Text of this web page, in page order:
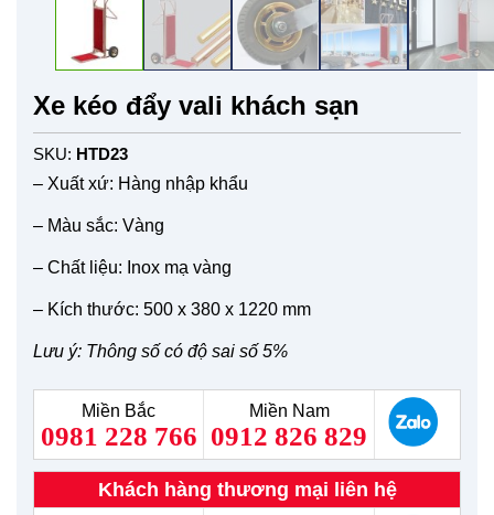
Xe kéo đẩy vali khách sạn
SKU: HTD23
– Xuất xứ: Hàng nhập khẩu
– Màu sắc: Vàng
– Chất liệu: Inox mạ vàng
– Kích thước: 500 x 380 x 1220 mm
Lưu ý: Thông số có độ sai số 5%
Miền Bắc
0981 228 766
Miền Nam
0912 826 829
Khách hàng thương mại liên hệ